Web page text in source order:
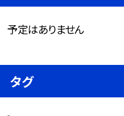
予定はありません
タグ